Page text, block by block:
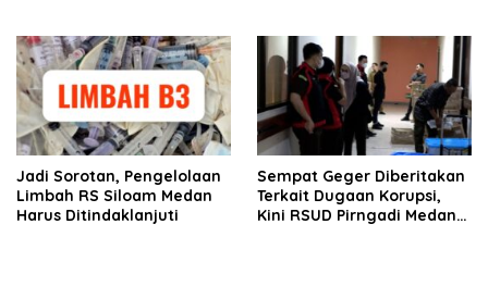
Jadi Sorotan, Pengelolaan
Limbah RS Siloam Medan
Harus Ditindaklanjuti
Sempat Geger Diberitakan
Terkait Dugaan Korupsi,
Kini RSUD Pirngadi Medan